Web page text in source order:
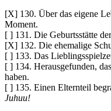
[X] 130. Über das eigene
Moment.
[ ] 131. Die Geburtsstätte
[X] 132. Die ehemalige
[ ] 133. Das
[ ] 134. Herausgefunden,
haben.
[ ] 135. Einen Elternteil
Juhuu!